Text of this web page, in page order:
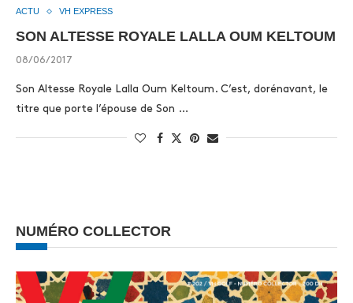
ACTU VH EXPRESS
SON ALTESSE ROYALE LALLA OUM KELTOUM
08/06/2017
Son Altesse Royale Lalla Oum Keltoum. C’est, dorénavant, le
titre que porte l’épouse de Son …
NUMÉRO COLLECTOR